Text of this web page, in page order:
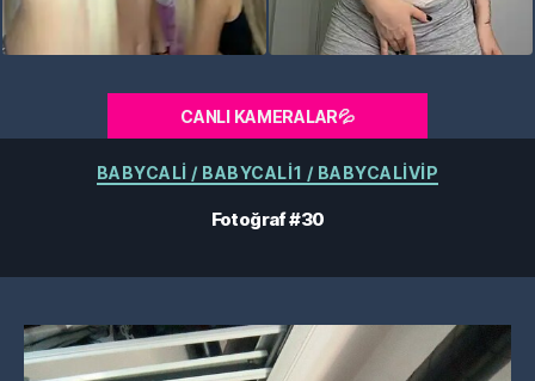
CANLI KAMERALAR💦
Kategoriler
BABYCALI / BABYCALI1 / BABYCALIVIP
Fotoğraf #30